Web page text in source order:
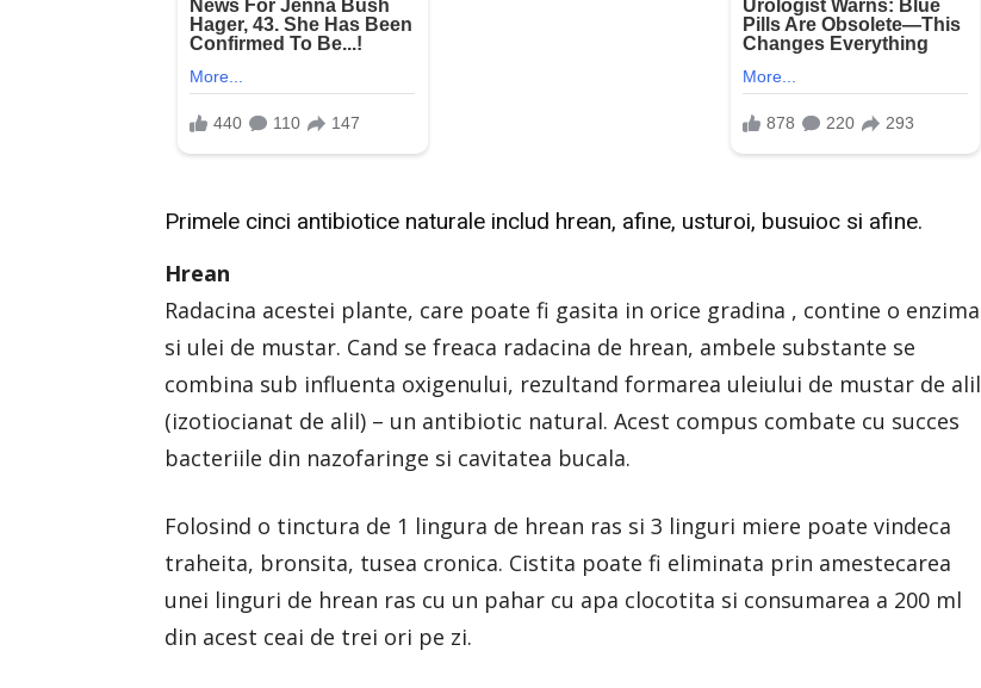
Primele cinci antibiotice naturale includ hrean, afine, usturoi, busuioc si afine.
Hrean
Radacina acestei plante, care poate fi gasita in orice gradina , contine o enzima
si ulei de mustar. Cand se freaca radacina de hrean, ambele substante se
combina sub influenta oxigenului, rezultand formarea uleiului de mustar de alil
(izotiocianat de alil) – un antibiotic natural. Acest compus combate cu succes
bacteriile din nazofaringe si cavitatea bucala.
Folosind o tinctura de 1 lingura de hrean ras si 3 linguri miere poate vindeca
traheita, bronsita, tusea cronica. Cistita poate fi eliminata prin amestecarea
unei linguri de hrean ras cu un pahar cu apa clocotita si consumarea a 200 ml
din acest ceai de trei ori pe zi.